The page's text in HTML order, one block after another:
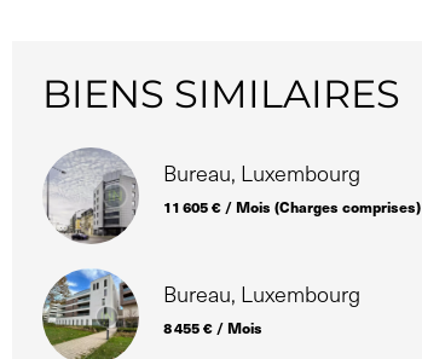
BIENS SIMILAIRES
Bureau, Luxembourg
11 605 € / Mois (Charges comprises)
Bureau, Luxembourg
8 455 € / Mois